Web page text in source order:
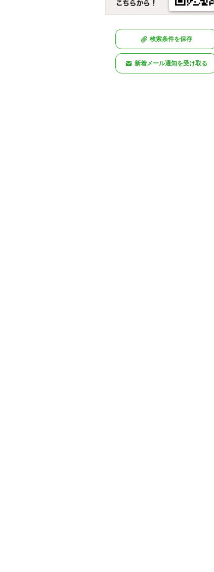
検索条件を保存
新着メール通知を受け取る